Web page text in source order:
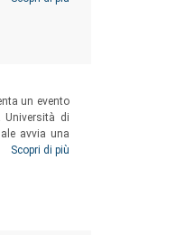
un evento
Università di
avvia una
il passato
di
Scopri di più